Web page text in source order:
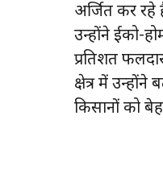
अर्जित कर
उन्होंने ईको-
प्रतिशत
क्षेत्र में
किसानों को